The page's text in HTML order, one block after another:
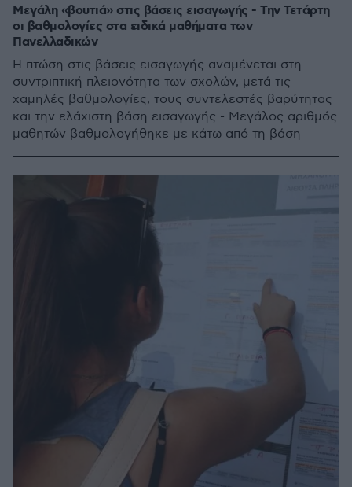
Μεγάλη «βουτιά» στις βάσεις εισαγωγής - Την Τετάρτη
οι βαθμολογίες στα ειδικά μαθήματα των
Πανελλαδικών
Η πτώση στις βάσεις εισαγωγής αναμένεται στη
συντριπτική πλειονότητα των σχολών, μετά τις
χαμηλές βαθμολογίες, τους συντελεστές βαρύτητας
και την ελάχιστη βάση εισαγωγής - Μεγάλος αριθμός
μαθητών βαθμολογήθηκε με κάτω από τη βάση